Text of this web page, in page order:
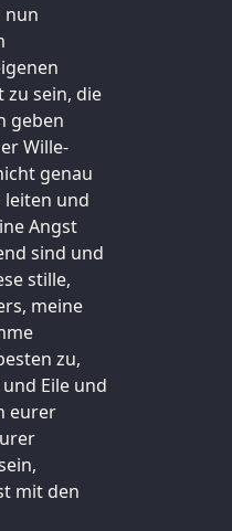
nun
sein, die
geben
Wille-
genau
leiten und
Angst
sind und
stille,
meine
zu,
Eile und
eurer
mit den